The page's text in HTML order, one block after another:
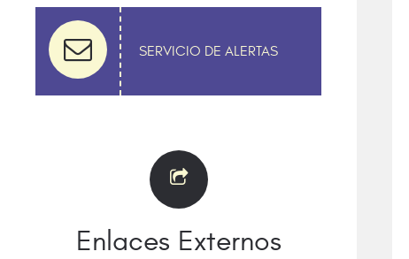
SERVICIO DE ALERTAS
Enlaces Externos